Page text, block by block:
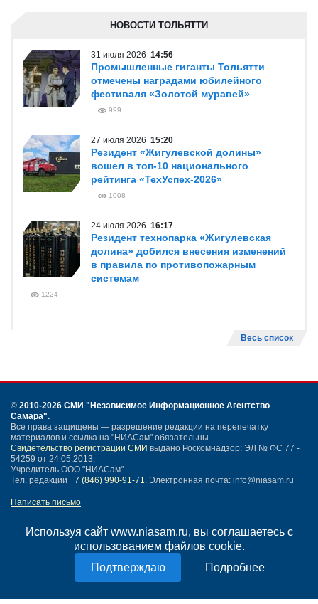
Используя сайт www.niasam.ru, вы соглашаетесь с
использованием файлов cookie.
Подробнее
НОВОСТИ ТОЛЬЯТТИ
31 июля 2026 14:56
Промышленные гиганты Тольятти
отмечены наградами юбилейного
фестиваля «Золотой муравей»
999
27 июля 2026 15:20
Резидент «Жигулевской долины»
вошел в топ-10 национального
рейтинга «ТехУспех-2026»
1008
24 июля 2026 16:17
Резидент технопарка «Жигулевская
долина» добился внесения изменений
в правила по противопожарным
системам
1224
Весь список
© 2010-2026 СМИ "Независимое Информационное Агентство
Самара".
Все права защищены — разрешение редакции на перепечатку
материалов и ссылка на "НИАСам" обязательны.
Свидетельство регистрации СМИ выдано Роскомнадзор: ЭЛ № ФС 77 -
54259 от 24.05.2013.
Учредитель ООО "НИАСам".
Тел. редакции +7 (846) 990-91-71. Электронная почта: info@niasam.ru
Написать письмо
Нашли ошибку?
Политика конфиденциальности